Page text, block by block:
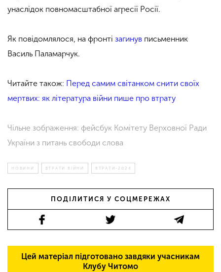
унаслідок повномасштабної агресії Росії.
Як повідомлялося, на фронті загинув письменник
Василь Паламарчук.
Читайте також: Перед самим світанком снити своїх
мертвих: як література війни пише про втрату
Чільне зображення: фейсбук Комітету Верховної Ради
України з питань свободи слова
НОВИНИ ВТРАТИ ВІЙНИ ВТРАТИ-2024
ПОДІЛИТИСЯ У СОЦМЕРЕЖАХ
Цей матеріал підготовано завдяки учасникам
Клубу Читомо